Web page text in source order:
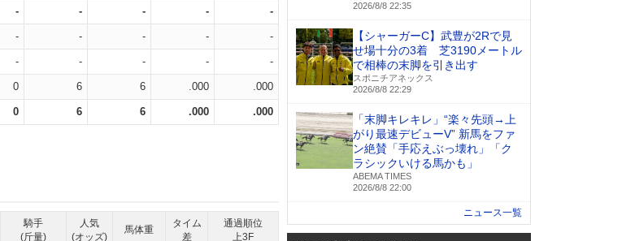
- - - - -
- - - - -
- - - - -
0 6 6 .000 .000
0 6 6 .000 .000
騎手
(斤量)
人気
(オッズ)
馬体重
タイム
差
通過順位
上3F
2026/8/8 22:35
【シャーガーC】武豊が2Rで見
せ場十分の3着 芝3190メートル
で相棒の末脚を引き出す
スポニチアネックス
2026/8/8 22:29
「末脚キレキレ」“楽々先頭→上
がり最速デビューV” 新馬をファ
ン絶賛「手応えぶっ壊れ」「ク
ラシックいける馬かも」
ABEMA TIMES
2026/8/8 22:00
ニュース一覧